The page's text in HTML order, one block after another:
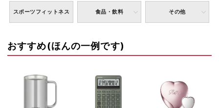
スポーツフィットネス 食品・飲料 その他
おすすめ(ほんの一例です)